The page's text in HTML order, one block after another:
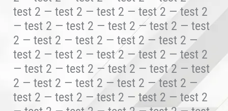
test 2 — test 2 — test 2 — test 2 — test 2
— test 2 — test 2 — test 2 — test 2 — test
2 — test 2 — test 2 — test 2 — test 2 —
test 2 — test 2 — test 2 — test 2 — test 2
— test 2 — test 2 — test 2 — test 2 — test
2 — test 2 — test 2 — test 2 — test 2 —
test 2 — test 2 — test 2 — test 2 — test 2